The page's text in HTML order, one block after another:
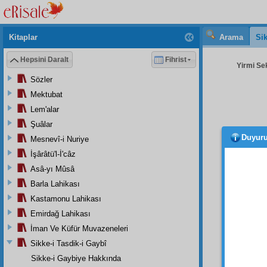
Arama
Yirmi
Kitaplar
Hepsini Daralt Fihrist
Sözler
Mektubat
Lem'alar
Şuâlar
Mesnevî-i Nuriye
İşârâtü'l-İ'câz
Asâ-yı Mûsâ
Barla Lahikası
Kastamonu Lahikası
Emirdağ Lahikası
İman Ve Küfür Muvazeneleri
Sikke-i Tasdik-i Gaybî
Sikke-i Gaybiye Hakkında
Duyuru